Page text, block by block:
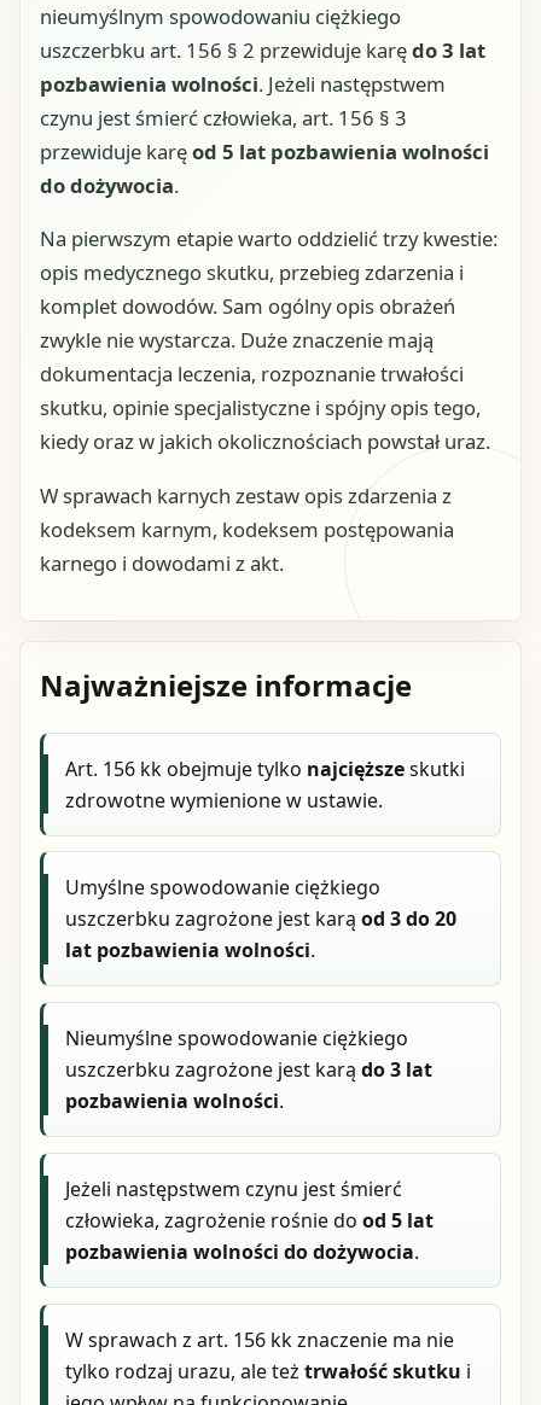
nieumyślnym spowodowaniu ciężkiego
uszczerbku art. 156 § 2 przewiduje karędo 3 lat
pozbawienia wolności. Jeżeli następstwem
czynu jest śmierć człowieka, art. 156 § 3
przewiduje karęod 5 lat pozbawienia wolności
do dożywocia.
Na pierwszym etapie warto oddzielić trzy kwestie:
opis medycznego skutku, przebieg zdarzenia i
komplet dowodów. Sam ogólny opis obrażeń
zwykle nie wystarcza. Duże znaczenie mają
dokumentacja leczenia, rozpoznanie trwałości
skutku, opinie specjalistyczne i spójny opis tego,
kiedy oraz w jakich okolicznościach powstał uraz.
W sprawach karnych zestaw opis zdarzenia z
kodeksem karnym, kodeksem postępowania
karnego i dowodami z akt.
Najważniejsze informacje
Art. 156 kk obejmuje tylko najcięższeskutki
zdrowotne wymienione w ustawie.
Umyślne spowodowanie ciężkiego
uszczerbku zagrożone jest karąod 3 do 20
lat pozbawienia wolności.
Nieumyślne spowodowanie ciężkiego
uszczerbku zagrożone jest karądo 3 lat
pozbawienia wolności.
Jeżeli następstwem czynu jest śmierć
człowieka, zagrożenie rośnie dood 5 lat
pozbawienia wolności do dożywocia.
W sprawach z art. 156 kk znaczenie ma nie
tylko rodzaj urazu, ale teżtrwałość skutku i